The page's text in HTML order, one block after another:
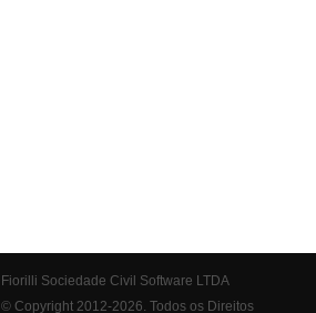
Fiorilli Sociedade Civil Software LTDA
© Copyright 2012-2026. Todos os Direitos